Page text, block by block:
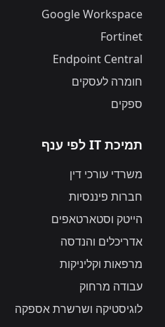
Google Workspace
Fortinet
Endpoint Central
חומרה לעסקים
ספקים
תמיכת IT לפי ענף
משרדי עורכי דין
חברות פיננסיות
הייטק וסטארטאפים
אדריכלים והנדסה
מרפאות וקליניקות
עבודה מרחוק
לוגיסטיקה ושרשרת אספקה